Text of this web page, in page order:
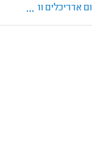
אדריכלים והנדסאי
...